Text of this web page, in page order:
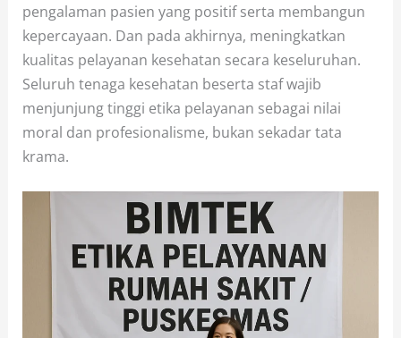
pengalaman pasien yang positif serta membangun
kepercayaan. Dan pada akhirnya, meningkatkan
kualitas pelayanan kesehatan secara keseluruhan.
Seluruh tenaga kesehatan beserta staf wajib
menjunjung tinggi etika pelayanan sebagai nilai
moral dan profesionalisme, bukan sekadar tata
krama.